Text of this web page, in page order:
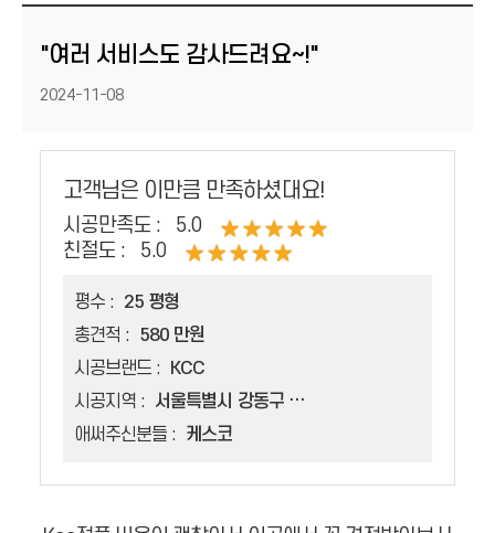
"여러 서비스도 감사드려요~!"
등록일
2024-11-08
고객님은 이만큼 만족하셨대요!
시공만족도 :
5.0
친절도 :
5.0
평수 :
25 평형
총견적 :
580 만원
시공브랜드 :
KCC
시공지역 :
서울특별시 강동구 암사동
애써주신분들 :
케스코